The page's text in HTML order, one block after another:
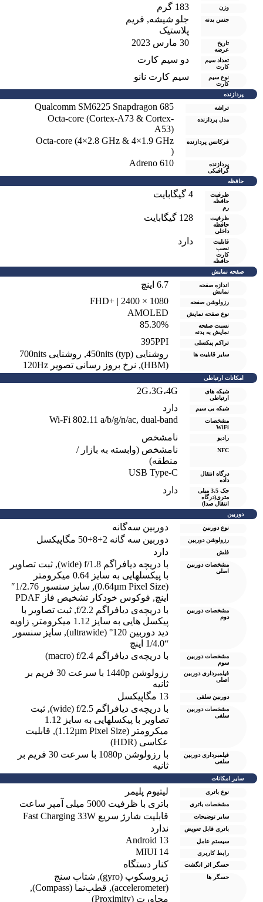
وزن 183 گرم
جنس بدنه جلو شیشه,فریم
پلاستیک
تاریخ
عرضه
30 مارس 2023
تعداد سیم
کارت
دو سيم کارت
نوع سیم
کارت
سیم کارت نانو
پردازنده
تراشه Qualcomm SM6225 Snapdragon 685
مدل پردازنده
Octa-core (Cortex-A73 & Cortex-
A53)
فرکانس پردازنده
Octa-core (4×2.8 GHz & 4×1.9 GHz
پردازنده
گرافیکی
Adreno 610
حافظه
ظرفیت
حافظه
رم
ظرفیت
حافظه
داخلی
128 گیگابایت
قابلیت
نصب
کارت
حافظه
دارد
صفحه نمایش
اندازه صفحه
نمایش
6.7 اینچ
رزولوشن صفحه 1080 × 2400 | +FHD
نوع صفحه نمایش AMOLED
نسبت صفحه
نمایش به بدنه
85.30%
تراکم پیکسلی 395PPI
سایر قابلیت ها روشنایی (450nits (typ ,
روشنایی 700nits
(HBM)
,نرخ بروز رسانی تصویر 120Hz
امکانات ارتباطی
شبکه های
ارتباطی
2G،3G،4G
شبکه بی سیم دارد
مشخصات
WiFi
Wi-Fi 802.11 a/b/g/n/ac, dual-band
رادیو نامشخص
NFC
نامشخص (وابسته به بازار /
منطقه)
درگاه انتقال
داده
USB Type-C
جک 3.5 میلی
متری(درگاه
انتقال صدا)
دارد
دوربین
نوع دوربین دوربین سه‌گانه
رزولوشن دوربين دوربین سه گانه 2+8+50 مگاپیکسل
فلش دارد
مشخصات دوربین
اصلی
با دریچه دیافراگم wide) f/1.8) ,ثبت تصاویر
با پیکسل‎هایی به سایز 0.64 میکرومتر
,
سایز سنسور 1/2.76″
اینچ,فوکوس خودکار تشخیص فاز PDAF
مشخصات دوربین
دوم
با دریچه‌ی دیافراگم f/2.2 ,ثبت تصاویر با
پیکسل هایی به سایز 1.12 میکرومتر
, زاویه
دید دوربین 120° (ultrawide)
,سایز سنسور
مشخصات دوربین
سوم
با دریچه‌ی دیافراگم macro) f/2.4)
فیلمبرداری دوربین
اصلی
رزولوشن 1440p با سرعت 30 فریم بر
ثانیه
دوربین سلفی 13 مگاپیکسل
مشخصات دوربین
سلفی
با دریچه‌ی دیافراگم wide) f/2.5) ,ثبت
تصاویر با پیکسل‎هایی به سایز 1.12
میکرومتر (1.12µm Pixel Size)
,قابلیت
عکاسی (HDR)
فیلمبرداری دوربین
سلفی
با رزولوشن 1080p با سرعت 30 فریم بر
ثانیه
سایر امکانات
نوع باتری لیتیوم پلیمر
مشخصات باتری باتری با ظرفیت 5000 میلی آمپر ساعت
سایر توضیحات قابلیت شارژ سریع Fast Charging 33W
باتری قابل تعویض ندارد
سیستم عامل Android 13
رابط کاربری MIUI 14
حسگر اثر انگشت کنار دستگاه
حسگر ها ژیروسکوپ (gyro) ,شتاب سنج
,قطب‌نما (Compass)
,
مجاورت (Proximity)